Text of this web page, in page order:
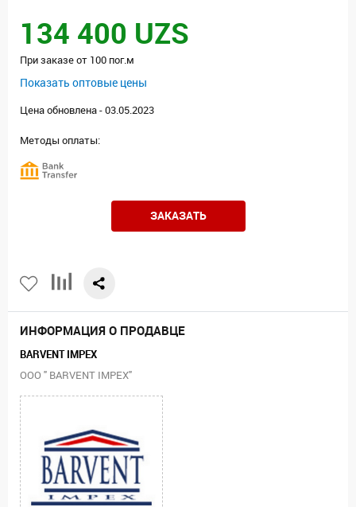
57-90
134 400 UZS
При заказе от 100 пог.м
Показать оптовые цены
Цена обновлена - 03.05.2023
Методы оплаты:
ЗАКАЗАТЬ
ИНФОРМАЦИЯ О ПРОДАВЦЕ
BARVENT IMPEX
ООО " BARVENT IMPEX"